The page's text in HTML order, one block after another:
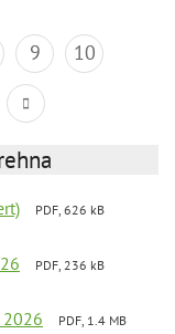
9
10
PDF, 626 kB
PDF, 236 kB
2026
PDF, 1.4 MB